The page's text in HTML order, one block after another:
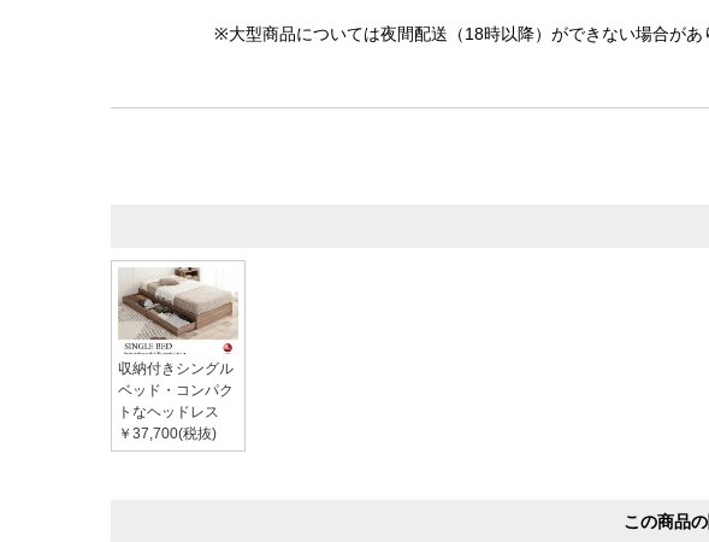
※大型商品については夜間配送（18時以降）ができない場合があ
収納付きシングル
ベッド・コンパク
トなヘッドレス
￥37,700(税抜)
この商品